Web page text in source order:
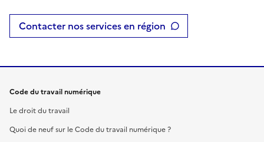
Contacter nos services en région
Code du travail numérique
Le droit du travail
Quoi de neuf sur le Code du travail numérique ?